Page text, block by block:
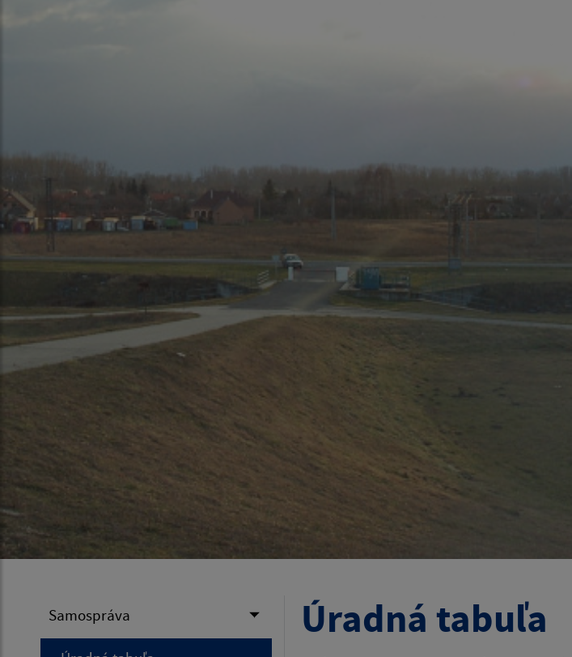
Samospráva Úradná tabuľa